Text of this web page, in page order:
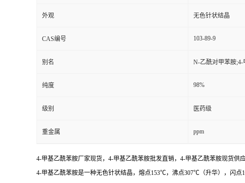
外观 无色针状结晶
CAS编号 103-89-9
别名 N-乙酰对甲苯胺
纯度 98%
级别 医药级
重金属 ppm
4-甲基乙酰苯胺厂家现货， 4-甲基乙酰苯胺批发直销， 4-甲基乙酰苯胺现货供
4-甲基乙酰苯胺是一种无色针状结晶，熔点153℃，沸点307℃（升华），闪点